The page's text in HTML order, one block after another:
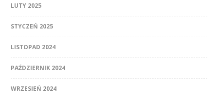
LUTY 2025
STYCZEŃ 2025
LISTOPAD 2024
PAŹDZIERNIK 2024
WRZESIEŃ 2024